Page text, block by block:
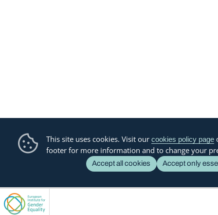
This site uses cookies. Visit our cookies policy page
footer for more information and to change your
Accept all cookies Accept only